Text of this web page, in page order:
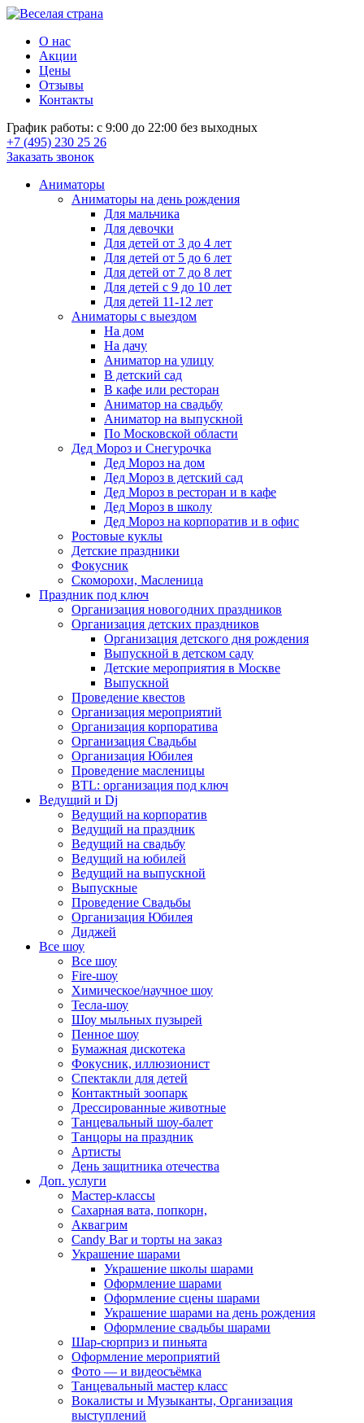
О нас
Акции
Цены
Отзывы
Контакты
График работы: с 9:00 до 22:00 без выходных
+7 (495) 230 25 26
Заказать звонок
Аниматоры
Аниматоры на день рождения
Для мальчика
Для девочки
Для детей от 3 до 4 лет
Для детей от 5 до 6 лет
Для детей от 7 до 8 лет
Для детей с 9 до 10 лет
Для детей 11-12 лет
Аниматоры с выездом
На дом
На дачу
Аниматор на улицу
В детский сад
В кафе или ресторан
Аниматор на свадьбу
Аниматор на выпускной
По Московской области
Дед Мороз и Снегурочка
Дед Мороз на дом
Дед Мороз в детский сад
Дед Мороз в ресторан и в кафе
Дед Мороз в школу
Дед Мороз на корпоратив и в офис
Ростовые куклы
Детские праздники
Фокусник
Скоморохи, Масленица
Праздник под ключ
Организация новогодних праздников
Организация детских праздников
Организация детского дня рождения
Выпускной в детском саду
Детские мероприятия в Москве
Выпускной
Проведение квестов
Организация мероприятий
Организация корпоратива
Организация Свадьбы
Организация Юбилея
Проведение масленицы
BTL: организация под ключ
Ведущий и Dj
Ведущий на корпоратив
Ведущий на праздник
Ведущий на свадьбу
Ведущий на юбилей
Ведущий на выпускной
Выпускные
Проведение Свадьбы
Организация Юбилея
Диджей
Все шоу
Все шоу
Fire-шоу
Химическое/научное шоу
Тесла-шоу
Шоу мыльных пузырей
Пенное шоу
Бумажная дискотека
Фокусник, иллюзионист
Спектакли для детей
Контактный зоопарк
Дрессированные животные
Танцевальный шоу-балет
Танцоры на праздник
Артисты
День защитника отечества
Доп. услуги
Мастер-классы
Сахарная вата, попкорн,
Аквагрим
Candy Bar и торты на заказ
Украшение шарами
Украшение школы шарами
Оформление шарами
Оформление сцены шарами
Украшение шарами на день рождения
Оформление свадьбы шарами
Шар-сюрприз и пиньята
Оформление мероприятий
Фото — и видеосъёмка
Танцевальный мастер класс
Вокалисты и Музыканты, Организация
выступлений